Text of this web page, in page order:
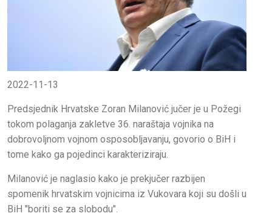
2022-11-13
Predsjednik Hrvatske Zoran Milanović jučer je u Požegi
tokom polaganja zakletve 36. naraštaja vojnika na
dobrovoljnom vojnom osposobljavanju, govorio o BiH i
tome kako ga pojedinci karakteriziraju.
Milanović je naglasio kako je prekjučer razbijen
spomenik hrvatskim vojnicima iz Vukovara koji su došli u
BiH "boriti se za slobodu".